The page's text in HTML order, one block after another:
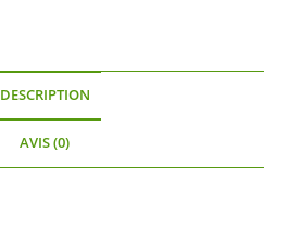
DESCRIPTION
AVIS (0)